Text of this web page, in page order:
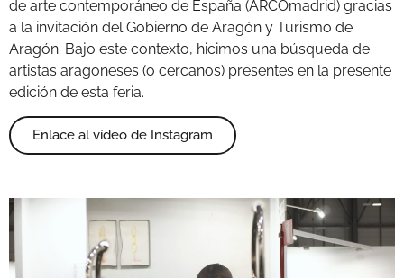
de arte contemporáneo de España (ARCOmadrid) gracias
a la invitación del Gobierno de Aragón y Turismo de
Aragón. Bajo este contexto, hicimos una búsqueda de
artistas aragoneses (o cercanos) presentes en la presente
edición de esta feria.
Enlace al vídeo de Instagram